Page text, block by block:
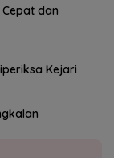
dan
Kejari